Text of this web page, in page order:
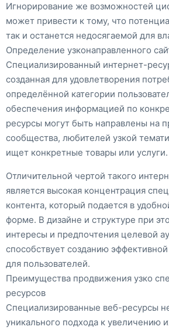
Игнорирование же возможностей
может привести к тому, что
так и останется недосягаемой для
Определение узконаправленного
Специализированный интернет-
созданная для удовлетворения
определённой категории
обеспечения информацией по
ресурсы могут быть направлены на
сообщества, любителей узкой
ищет конкретные товары или услуги.
Отличительной чертой такого
является высокая концентрация
контента, который подается в
форме. В дизайне и структуре при
интересы и предпочтения целевой
способствует созданию
для пользователей.
Преимущества продвижения узко
ресурсов
Специализированные веб-ресурсы
уникального подхода к увеличению